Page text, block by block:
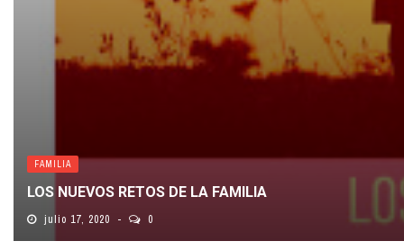
FAMILIA
LOS NUEVOS RETOS DE LA FAMILIA
julio 17, 2020 0